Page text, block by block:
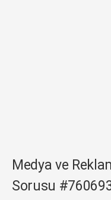
Medya ve
Sorusu